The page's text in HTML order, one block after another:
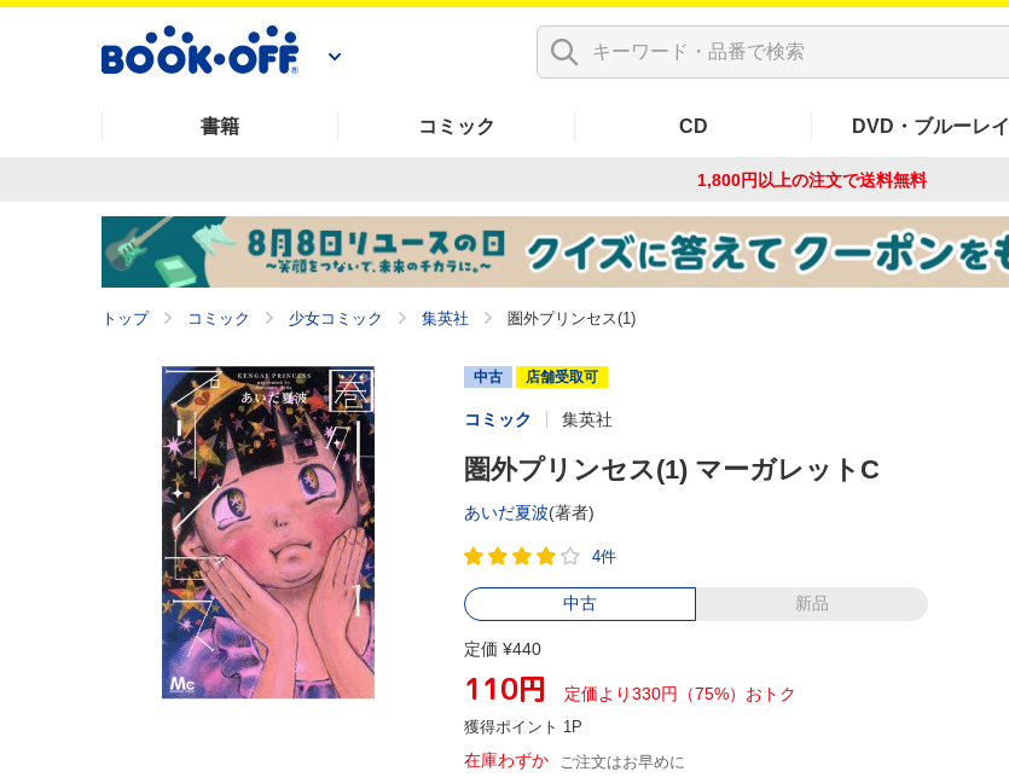
書籍 コミック CD DVD・ブルーレイ
1,800円以上の注文で送料無料
トップ コミック 少女コミック 集英社 圏外プリンセス(1)
中古 店舗受取可
コミック 集英社
圏外プリンセス(1) マーガレットC
あいだ夏波(著者)
4件
中古 新品
定価 ¥440
110円 定価より330円（75%）おトク
獲得ポイント 1P
在庫わずか ご注文はお早めに